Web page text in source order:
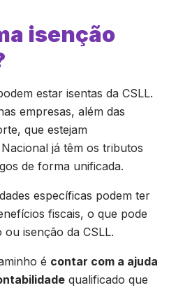
isenção
estar isentas da CSLL.
empresas, além das
que estejam
já têm os tributos
de forma unificada.
específicas podem ter
fiscais, o que pode
isenção da CSLL.
é contar com a ajuda
qualificado que